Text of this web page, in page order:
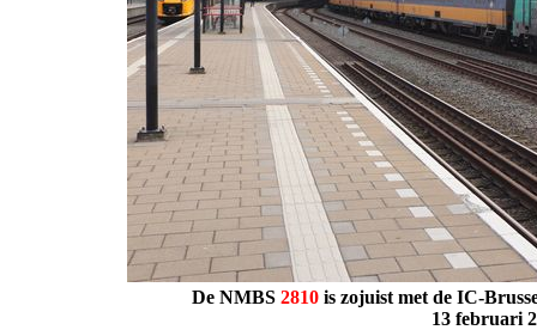
De NMBS 2810 is zojuist met de IC-
13 februari